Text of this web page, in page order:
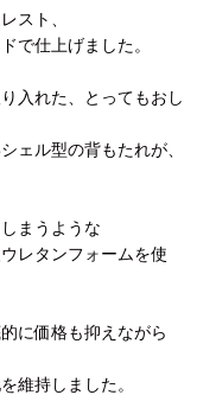
スト、
で仕上げました。
入れた、とってもおし
ェル型の背もたれが、
まうような
レタンフォームを使
に価格も抑えながら
維持しました。